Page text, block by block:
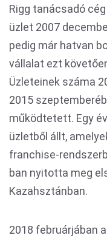
Rigg tanácsadó
üzlet 2007
pedig már hatvan
vállalat ezt
Üzleteinek száma
2015
működtetett. Egy
üzletből állt,
franchise-
ban nyitotta meg
Kazahsztánban.
2018 februárjában